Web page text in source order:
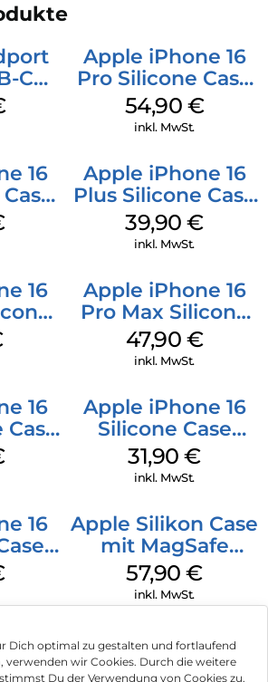
Dich optimal zu gestalten und fortlaufend
verwenden wir Cookies. Durch die weitere
Du der Verwendung von Cookies zu.
C
Apple iPhone 16
Pro Silicone Case
MagSafe Black
54,90 €
inkl. MwSt.
16
Apple iPhone 16
Plus Silicone Case
MagSafe Plum
39,90€
inkl. MwSt.
16
Apple iPhone 16
Pro Max Silicone
Case MagSafe
Black
47,90 €
inkl. MwSt.
16
Case
Apple iPhone 16
Silicone Case
MagSafe Fuchsia
31,90€
inkl. MwSt.
16
Apple Silikon Case
mit MagSafe
iPhone 14 Pro
(PRODUCT)RED
57,90€
inkl. MwSt.